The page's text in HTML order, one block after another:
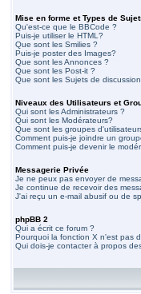
Mise en forme et Types de
Qu'est-ce que le BBCode ?
Puis-je utiliser le HTML?
Que sont les Smilies ?
Puis-je poster des Images?
Que sont les Annonces ?
Que sont les Post-it ?
Que sont les Sujets de
Niveaux des Utilisateurs et
Qui sont les Administrateurs ?
Qui sont les Modérateurs?
Que sont les groupes
Comment puis-je joindre un
Comment puis-je devenir le
Messagerie Privée
Je ne peux pas envoyer de
Je continue de recevoir des
J'ai reçu un e-mail abusif ou de
phpBB 2
Qui a écrit ce forum ?
Pourquoi la fonction X n'est pas
Qui dois-je contacter à propos